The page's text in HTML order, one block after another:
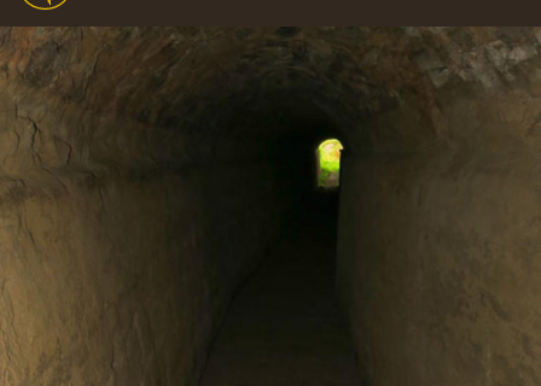
Main
navigation